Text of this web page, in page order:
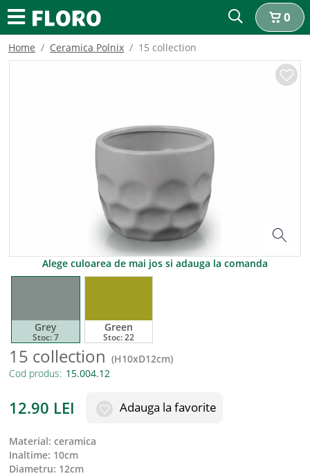
0
Home Ceramica Polnix 15 collection
Alege culoarea de mai jos si adauga la comanda
Grey
Stoc:7
Green
Stoc:22
15 collection (H10xD12cm)
Cod produs:
12.90 LEI Adauga la favorite
material: ceramica
inaltime: 10cm
diametru: 12cm